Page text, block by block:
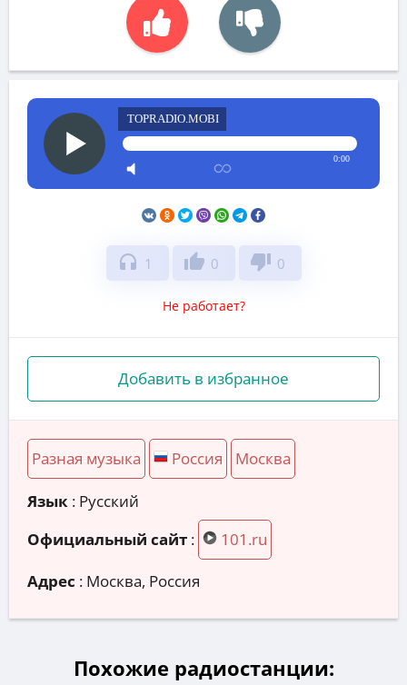
TOPRADIO.MOBI
0:00
headphones 1 thumb_up 0 thumb_down 0
Не работает?
Добавить в избранное
Разная музыка Россия Москва
Язык : Русский
Официальный сайт : 101.ru
Адрес : Москва, Россия
Похожие радиостанции: